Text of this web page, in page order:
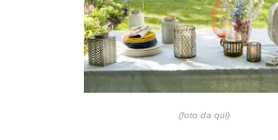
(foto da qui)